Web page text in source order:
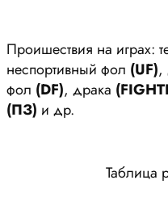
Проишествия на играх:
неспортивный фол (UF),
фол (DF), драка
(ПЗ) и др.
Таблица